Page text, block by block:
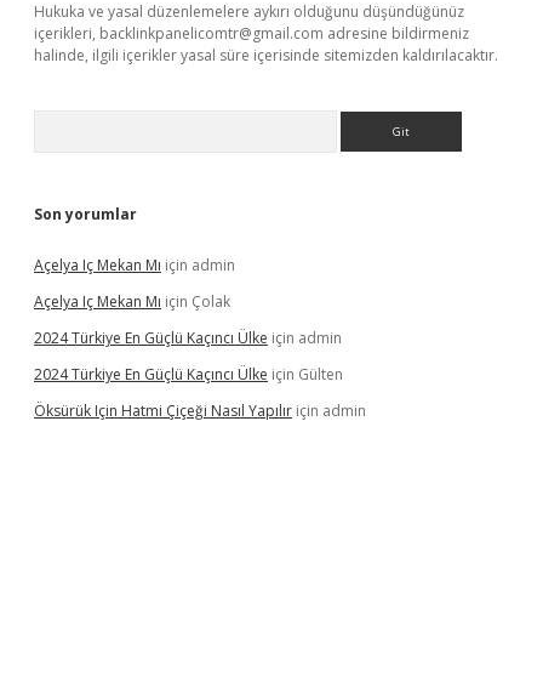
Hukuka ve yasal düzenlemelere aykırı olduğunu düşündüğünüz
içerikleri, backlinkpanelicomtr@gmail.com adresine bildirmeniz
halinde, ilgili içerikler yasal süre içerisinde sitemizden kaldırılacaktır.
Son yorumlar
Açelya Iç Mekan Mı için admin
Açelya Iç Mekan Mı için Çolak
2024 Türkiye En Güçlü Kaçıncı Ülke için admin
2024 Türkiye En Güçlü Kaçıncı Ülke için Gülten
Öksürük Için Hatmi Çiçeği Nasıl Yapılır için admin